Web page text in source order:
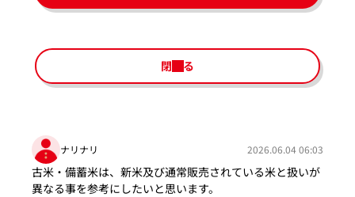
閉じる
ナリナリ 2026.06.04 06:03
古米・備蓄米は、新米及び通常販売されている米と扱いが
異なる事を参考にしたいと思います。